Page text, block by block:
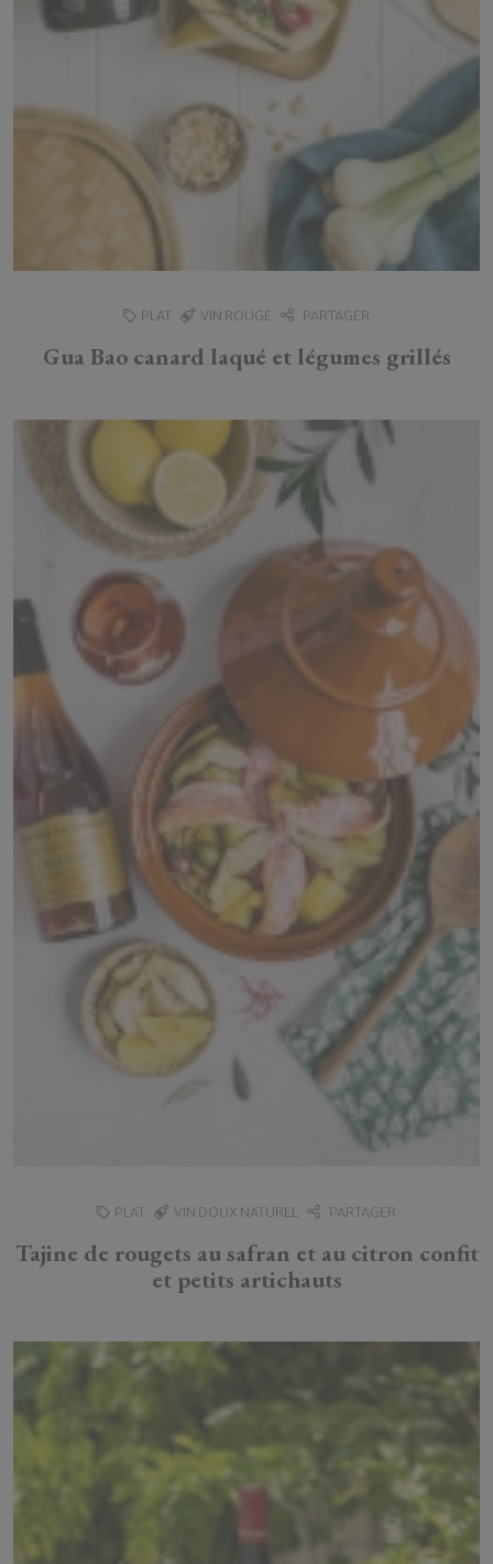
PLAT VIN ROUGE PARTAGER
Gua Bao canard laqué et légumes grillés
PLAT VIN DOUX NATUREL PARTAGER
Tajine de rougets au safran et au citron confit
et petits artichauts